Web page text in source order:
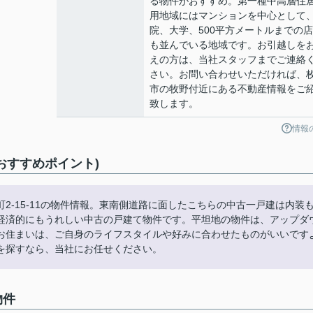
用地域にはマンションを中心として
院、大学、500平方メートルまでの
も並んでいる地域です。お引越しを
えの方は、当社スタッフまでご連絡
さい。お問い合わせいただければ、
市の牧野付近にある不動産情報をご
致します。
情報
すすめポイント)
15-11の物件情報。東南側道路に面したこちらの中古一戸建は内装
的にもうれしい中古の戸建て物件です。平坦地の物件は、アップダ
まいは、ご自身のライフスタイルや好みに合わせたものがいいです
すなら、当社にお任せください。
件